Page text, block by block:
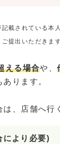
載されている本
提出いただきま
える場合や、
ります。
、店舗へ行
により必要)